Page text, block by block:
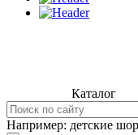
Каталог
Например: детские